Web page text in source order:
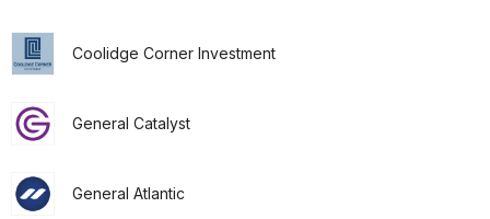
Coolidge Corner Investment
General Catalyst
General Atlantic